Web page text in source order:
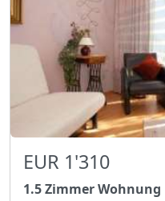
EUR 1'310
1.5 Zimmer Wohnung